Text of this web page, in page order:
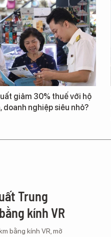
giảm 30% thuế với hộ
doanh nghiệp siêu nhỏ?
Trung
kính VR
bằng kính VR, mở